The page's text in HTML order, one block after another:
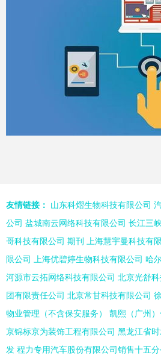
友情链接： 山东科熠生物科技有限公司
公司 盐城南云网络科技有限公司 长江三
哥科技有限公司 期刊 上海慧宇曼科技有
限公司
上海优碧婷生物科技有限公司 哈
河源市云拓网络科技有限公司 北京光舒
团有限责任公司 北京常甘科技有限公司
物业管理（不含保安服务）
凯熙（广州
京锦标京为装饰工程有限公司 黑龙江省
发 程力专用汽车股份有限公司销售十五分